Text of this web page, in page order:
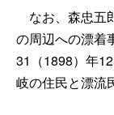
なお、森忠五
の周辺への漂着
31（1898）年
岐の住民と漂流